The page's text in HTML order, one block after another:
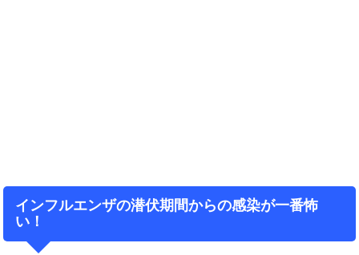
インフルエンザの潜伏期間からの感染が一番怖
い！